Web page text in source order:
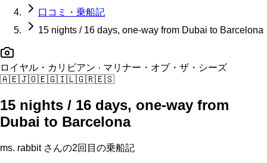
口コミ・乗船記
15 nights / 16 days, one-way from Dubai to Barcelona
ロイヤル・カリビアン · マリナー・オブ・ザ・シーズ
🇦🇪🇯🇴🇪🇬🇮🇱🇬🇷🇪🇸
15 nights / 16 days, one-way from
Dubai to Barcelona
ms. rabbitさんの2回目の乗船記